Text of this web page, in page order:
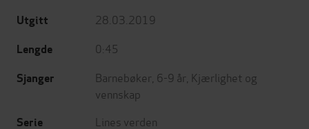
Utgitt 28.03.2019
Lengde 0:45
Sjanger Barnebøker 6-9 år Kjærlighet og
vennskap
Serie Lines verden